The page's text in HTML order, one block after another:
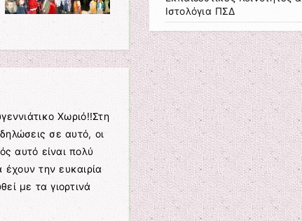
Χωριό!!Στη
σε αυτό, οι
αυτό είναι πολύ
έχουν την ευκαιρία
με τα γιορτινά
Ιστολόγια ΠΣΔ